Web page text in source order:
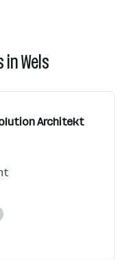
in Wels
Architekt